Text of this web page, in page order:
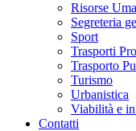
Risorse
Segreteria
Sport
Trasporti
Trasporto
Turismo
Urbanistica
Viabilità e
Contatti